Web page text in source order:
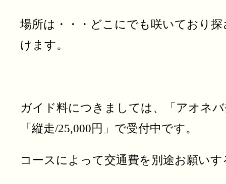
場所は・・・どこにでも咲いており
けます。
ガイド料につきましては、「アオネバ
「縦走/25,000円」で受付中です。
コースによって交通費を別途お願い